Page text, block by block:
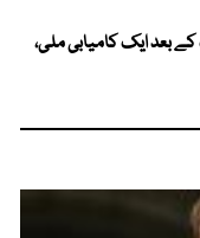
بعد ایک کامیابی ملی،